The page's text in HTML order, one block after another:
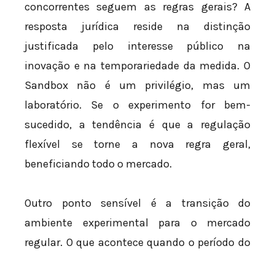
concorrentes seguem as regras gerais? A
resposta jurídica reside na distinção
justificada pelo interesse público na
inovação e na temporariedade da medida. O
Sandbox não é um privilégio, mas um
laboratório. Se o experimento for bem-
sucedido, a tendência é que a regulação
flexível se torne a nova regra geral,
beneficiando todo o mercado.
Outro ponto sensível é a transição do
ambiente experimental para o mercado
regular. O que acontece quando o período do